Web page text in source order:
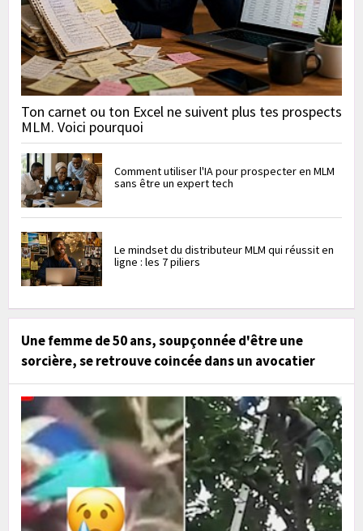
Ton carnet ou ton Excel ne suivent plus tes prospects
MLM. Voici pourquoi
Comment utiliser l'IA pour prospecter en MLM
sans être un expert tech
Le mindset du distributeur MLM qui réussit en
ligne : les 7 piliers
Une femme de 50 ans, soupçonnée d'être une
sorcière, se retrouve coincée dans un avocatier